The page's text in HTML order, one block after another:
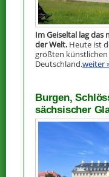
Im Geiseltal lag
der Welt. Heute ist
größten künstlichen
Deutschland.weiter
Burgen,
sächsischer